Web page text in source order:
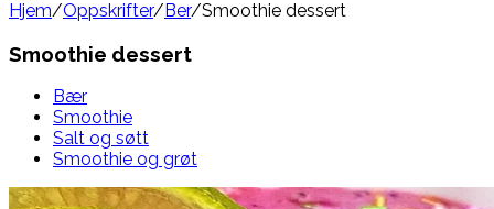
Hjem/Oppskrifter/Ber/Smoothie dessert
Smoothie dessert
Bær
Smoothie
Salt og søtt
Smoothie og grøt